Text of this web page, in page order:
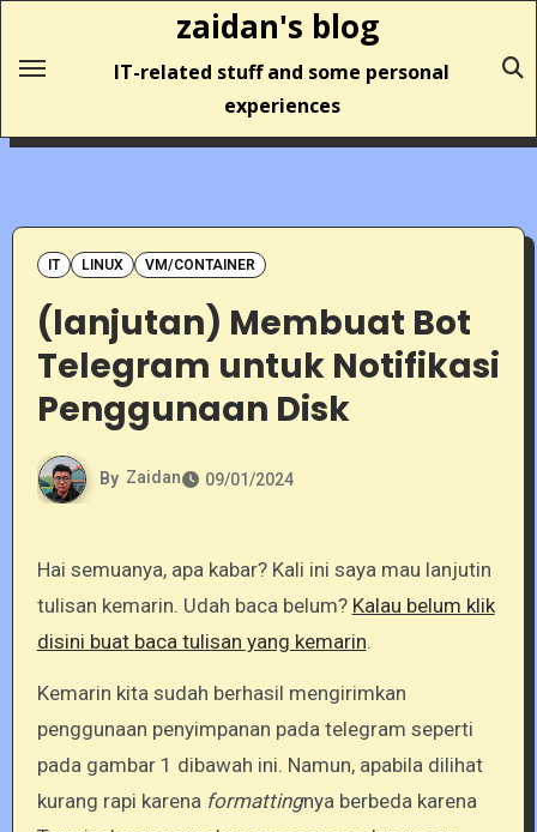
content
zaidan's blog
IT-related stuff and some personal
experiences
IT LINUX VM/CONTAINER
(lanjutan) Membuat Bot
Telegram untuk Notifikasi
Penggunaan Disk
By Zaidan 09/01/2024
Hai semuanya, apa kabar? Kali ini saya mau lanjutin
tulisan kemarin. Udah baca belum? Kalau belum klik
disini buat baca tulisan yang kemarin.
Kemarin kita sudah berhasil mengirimkan
penggunaan penyimpanan pada telegram seperti
pada gambar 1 dibawah ini. Namun, apabila dilihat
kurang rapi karena formattingnya berbeda karena